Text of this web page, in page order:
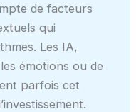
de facteurs
qui
Les IA,
émotions ou de
parfois cet